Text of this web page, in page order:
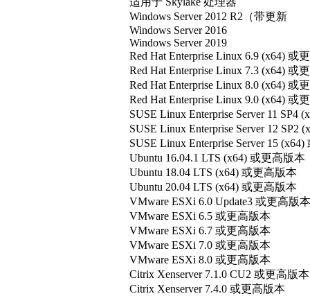
Windows Server 2012 R2（带更新
Windows Server 2016
Windows Server 2019
Red Hat Enterprise Linux 6.9 (x64) 或
Red Hat Enterprise Linux 7.3 (x64) 或
Red Hat Enterprise Linux 8.0 (x64) 或
Red Hat Enterprise Linux 9.0 (x64) 或
SUSE Linux Enterprise Server 11 SP4
SUSE Linux Enterprise Server 12 SP2
SUSE Linux Enterprise Server 15
Ubuntu 16.04.1 LTS (x64) 或更高版本
Ubuntu 18.04 LTS (x64) 或更高版本
Ubuntu 20.04 LTS (x64) 或更高版本
VMware ESXi 6.0 Update3 或更高版本
VMware ESXi 6.5 或更高版本
VMware ESXi 6.7 或更高版本
VMware ESXi 7.0 或更高版本
VMware ESXi 8.0 或更高版本
Citrix Xenserver 7.1.0 CU2 或更高版本
Citrix Xenserver 7.4.0 或更高版本